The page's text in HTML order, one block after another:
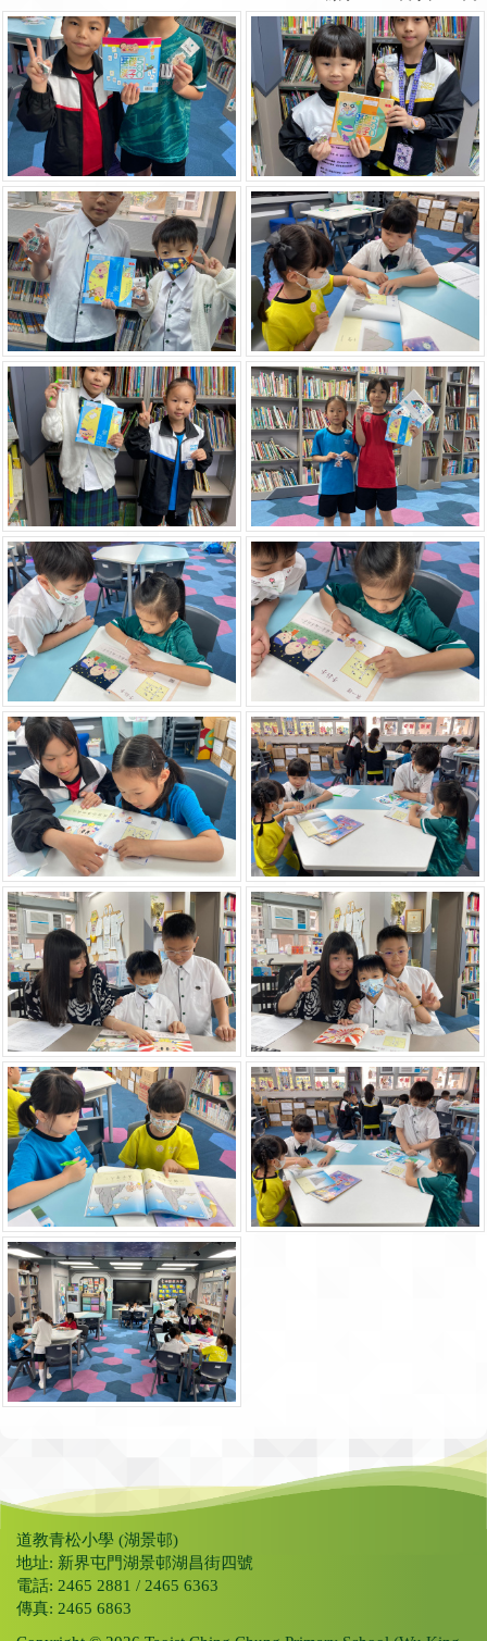
道教青松小學 (湖景邨)
地址: 新界屯門湖景邨湖昌街四號
電話: 2465 2881 / 2465 6363
傳真: 2465 6863